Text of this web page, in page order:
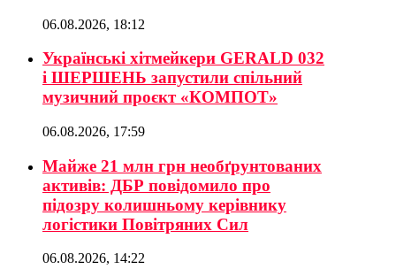
06.08.2026, 18:12
Українські хітмейкери GERALD 032
і ШЕРШЕНЬ запустили спільний
музичний проєкт «КОМПОТ»
06.08.2026, 17:59
Майже 21 млн грн необґрунтованих
активів: ДБР повідомило про
підозру колишньому керівнику
логістики Повітряних Сил
06.08.2026, 14:22